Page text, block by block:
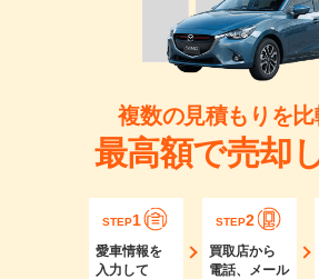
複数の見積もりを
最高額で売却
STEP1
愛車情報を
入力して
STEP2
買取店から
電話、メール